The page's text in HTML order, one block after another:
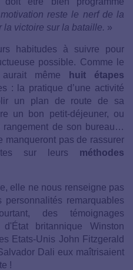
reste le nerf de la
la victoire sur la bataille. »
habitudes à suivre pour
possible. Comme le
même
huit étapes
: la pratique d’une activité
un plan de route de sa
un bon petit-déjeuner, ou
de son bureau…
manqueront pas de rassurer
sur leurs méthodes
elle ne nous renseigne pas
personnalités remarquables
des témoignages
britannique Winston
Etats-Unis John Fitzgerald
Dali eux maîtrisaient
!